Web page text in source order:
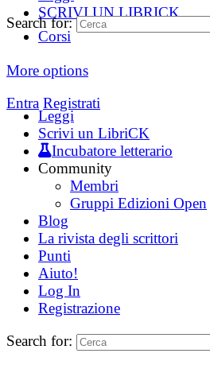
SCRIVI UN LIBRICK
Corsi
More options
Entra Registrati
Search for:
Leggi
Scrivi un LibriCK
Incubatore letterario
Community
Membri
Gruppi Edizioni Open
Blog
La rivista degli scrittori
Punti
Aiuto!
Log In
Registrazione
Search for: